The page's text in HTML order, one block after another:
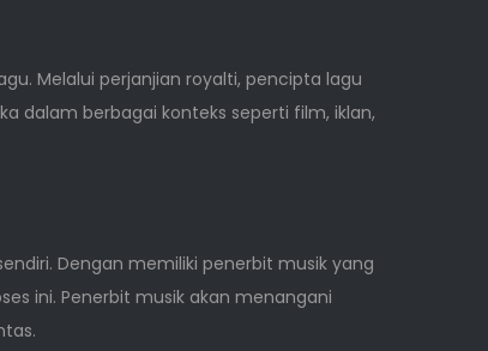
Melalui perjanjian royalti, pencipta lagu
dalam berbagai konteks seperti film, iklan,
Dengan memiliki penerbit musik yang
ini. Penerbit musik akan menangani